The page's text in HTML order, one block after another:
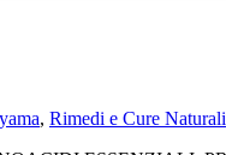
, Rimedi e Cure Naturali